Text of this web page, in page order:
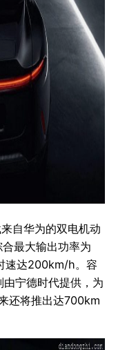
自华为的双电机动
最大输出功率为
速达200km/h。容
宁德时代提供，为
还将推出达700km